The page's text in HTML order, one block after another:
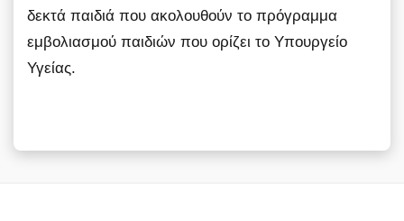
δεκτά παιδιά που ακολουθούν το πρόγραμμα
εμβολιασμού παιδιών που ορίζει το Υπουργείο
Υγείας.